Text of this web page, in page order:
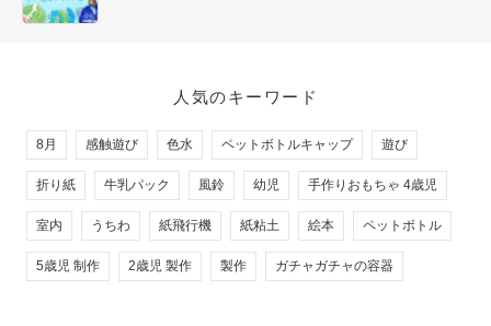
人気のキーワード
8月 感触遊び 色水 ペットボトルキャップ 遊び
折り紙 牛乳パック 風鈴 幼児 手作りおもちゃ 4歳児
室内 うちわ 紙飛行機 紙粘土 絵本 ペットボトル
5歳児 制作 2歳児 製作 製作 ガチャガチャの容器